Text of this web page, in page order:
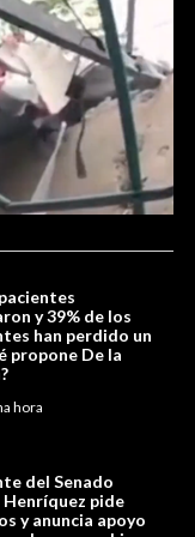
y 39% de los
han perdido un
propone De la
hora
del Senado
pide
y anuncia apoyo